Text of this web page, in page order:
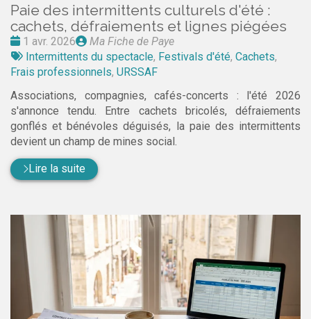
Paie des intermittents culturels d'été :
cachets, défraiements et lignes piégées
Date
:
1 avr. 2026
Publié
par
Ma Fiche de Paye
Tags
:
Intermittents du spectacle, Festivals d'été, Cachets,
Frais professionnels, URSSAF
Associations, compagnies, cafés-concerts : l'été 2026
s'annonce tendu. Entre cachets bricolés, défraiements
gonflés et bénévoles déguisés, la paie des intermittents
devient un champ de mines social.
Lire la suite